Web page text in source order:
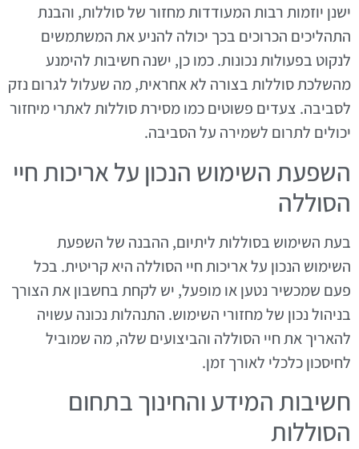
ישנן יוזמות רבות המעודדות מחזור של סוללות, והבנת
התהליכים הכרוכים בכך יכולה להניע את המשתמשים
לנקוט בפעולות נכונות. כמו כן, ישנה חשיבות להימנע
מהשלכת סוללות בצורה לא אחראית, מה שעלול לגרום נזק
לסביבה. צעדים פשוטים כמו מסירת סוללות לאתרי מיחזור
יכולים לתרום לשמירה על הסביבה.
השפעת השימוש הנכון על אריכות חיי
הסוללה
בעת השימוש בסוללות ליתיום, ההבנה של השפעת
השימוש הנכון על אריכות חיי הסוללה היא קריטית. בכל
פעם שמכשיר נטען או מופעל, יש לקחת בחשבון את הצורך
בניהול נכון של מחזורי השימוש. התנהלות נכונה עשויה
להאריך את חיי הסוללה והביצועים שלה, מה שמוביל
לחיסכון כלכלי לאורך זמן.
חשיבות המידע והחינוך בתחום
הסוללות